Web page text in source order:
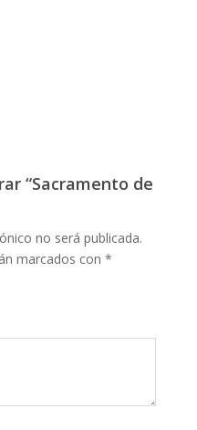
“Sacramento de
no será publicada.
marcados con *